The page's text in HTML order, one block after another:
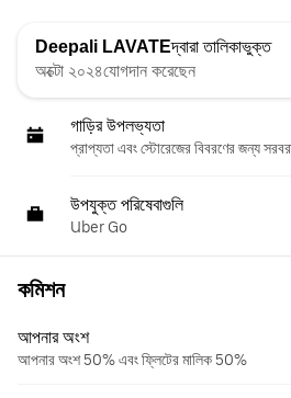
Deepali LAVATEদ্বারা তালিকাভুক্ত
অক্টো ২০২৪যোগদান করেছেন
গাড়ির উপলভ্যতা
প্রাপ্যতা এবং স্টোরেজের বিবরণের জন্য
উপযুক্ত পরিষেবাগুলি
Uber Go
কমিশন
আপনার অংশ
আপনার অংশ 50% এবং ফ্লিটের মালিক 50%